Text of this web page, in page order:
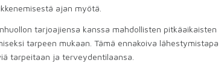
ajan myötä.
tarjoajiensa kanssa mahdollisten pitkäaikaisten
tarpeen mukaan. Tämä ennakoiva
tarpeitaan ja terveydentilaansa.